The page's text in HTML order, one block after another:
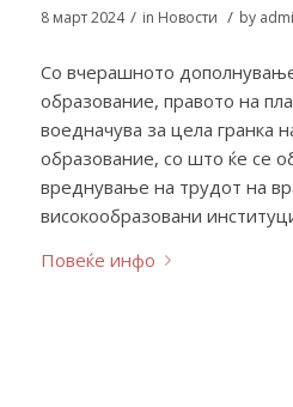
8 март 2024 / in Новости / by
Со вчерашното
образование, правото на
воедначува за цела гранка
образование, со што ќе се
вреднување на трудот на
високообразовани
Повеќе инфо